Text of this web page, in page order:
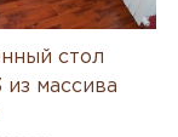
стол
из массива